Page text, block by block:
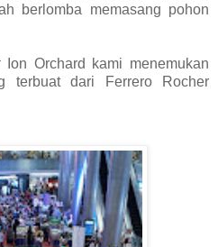
berlomba memasang pohon
Ion Orchard kami menemukan
terbuat dari Ferrero Rocher